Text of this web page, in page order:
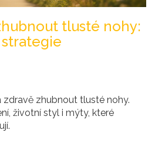
tlusté nohy:
zdravě zhubnout tlusté nohy.
životní styl i mýty, které